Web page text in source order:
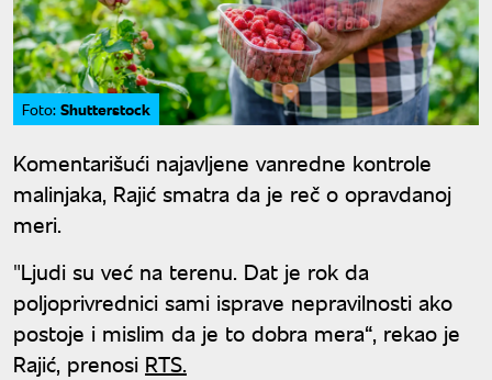
Foto: Shutterstock
Komentarišući najavljene vanredne kontrole
malinjaka, Rajić smatra da je reč o opravdanoj
meri.
"Ljudi su već na terenu. Dat je rok da
poljoprivrednici sami isprave nepravilnosti ako
postoje i mislim da je to dobra mera“, rekao je
Rajić, prenosi RTS.